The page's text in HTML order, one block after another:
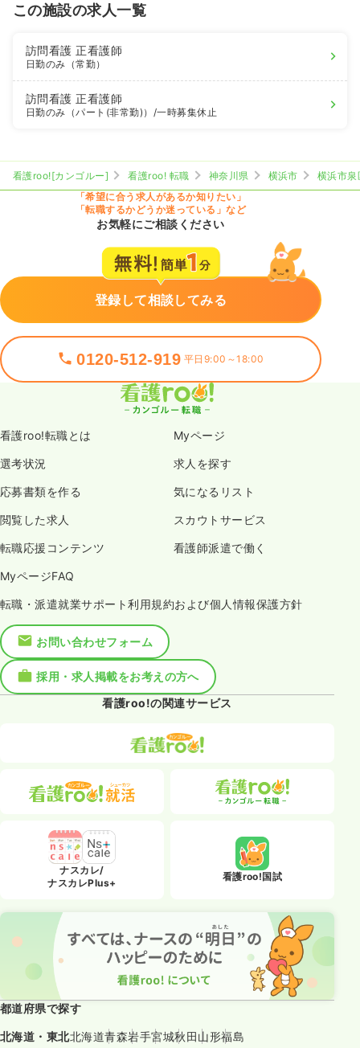
この施設の求人一覧
訪問看護正看護師
日勤のみ（常勤）
訪問看護正看護師
日勤のみ（パート(非常勤)） /一時募集休止
看護roo![カンゴルー] 看護roo! 転職 神奈川県 横浜市
横浜市泉
「希望に合う求人があるか知りたい」
「転職するかどうか迷っている」など
お気軽にご相談ください
登録して相談してみる
0120-512-919 平日9:00～18:00
看護roo!転職とは Myページ
選考状況 求人を探す
応募書類を作る 気になるリスト
閲覧した求人 スカウトサービス
転職応援コンテンツ 看護師派遣で働く
MyページFAQ
転職・派遣就業サポート利用規約および個人情報保護方針
お問い合わせフォーム
採用・求人掲載をお考えの方へ
看護roo!の関連サービス
ナスカレ/
ナスカレPlus+
看護roo!国試
都道府県で探す
北海道・東北北海道青森岩手宮城秋田山形福島